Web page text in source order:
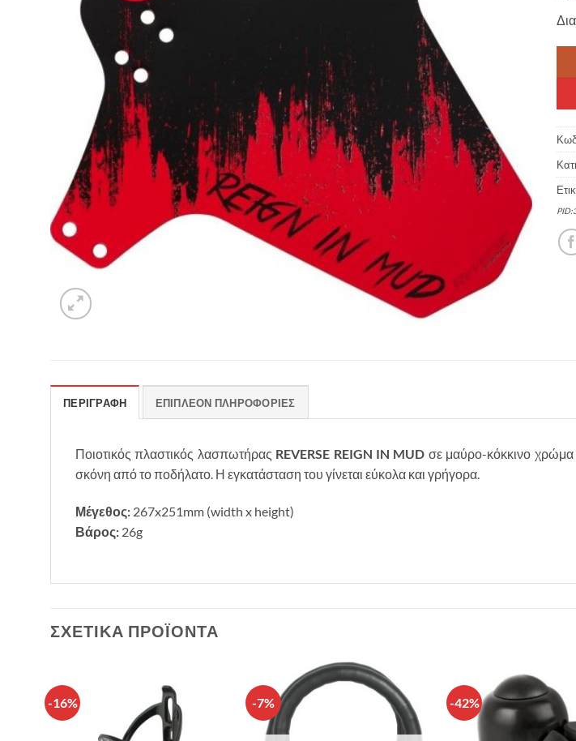
ΠΕΡΙΓΡΑΦΉ ΕΠΙΠΛΈΟΝ ΠΛΗΡΟΦΟΡΊΕΣ
Ποιοτικός πλαστικός λασπωτήρας REVERSE REIGN IN MUD σε μαύρο-κόκκινο χρώμα
σκόνη από το ποδήλατο. Η εγκατάσταση του γίνεται εύκολα και γρήγορα.
Μέγεθος: 267x251mm (width x height)
Βάρος: 26g
ΣΧΕΤΙΚΆ ΠΡΟΪΌΝΤΑ
-16%
Πρόσθήκη
στην λίστα
επιθυμιών
-7%
Πρόσθήκη
στην λίστα
επιθυμιών
-42%